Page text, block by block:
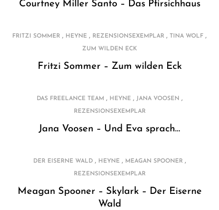
Courtney Miller Santo – Das Pfirsichhaus
FRITZI SOMMER , HEYNE , REZENSIONSEXEMPLAR , TINA WOLF ,
ZUM WILDEN ECK
Fritzi Sommer – Zum wilden Eck
DAS FREELANCE TEAM , HEYNE , JANA VOOSEN ,
REZENSIONSEXEMPLAR
Jana Voosen – Und Eva sprach…
DER EISERNE WALD, HEYNE , MEAGAN SPOONER,
REZENSIONSEXEMPLAR
Meagan Spooner – Skylark – Der Eiserne
Wald